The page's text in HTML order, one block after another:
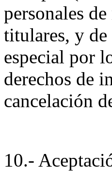
personales
titulares, y
especial por
derechos de
cancelación
10.-